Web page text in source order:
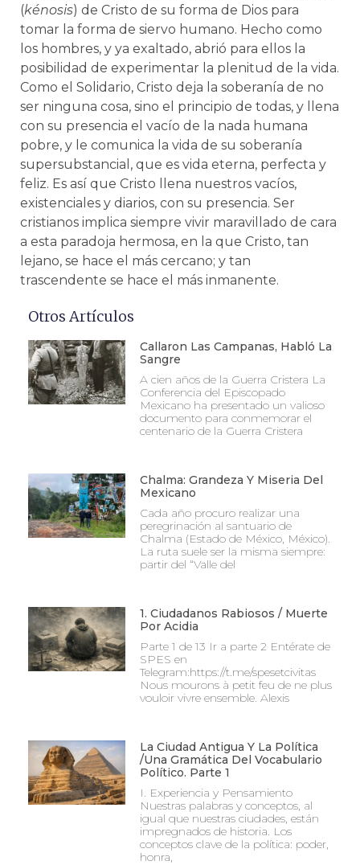
(kénosis) de Cristo de su forma de Dios para
tomar la forma de siervo humano. Hecho como
los hombres, y ya exaltado, abrió para ellos la
posibilidad de experimentar la plenitud de la vida.
Como el Solidario, Cristo deja la soberanía de no
ser ninguna cosa, sino el principio de todas, y llena
con su presencia el vacío de la nada humana
pobre, y le comunica la vida de su soberanía
supersubstancial, que es vida eterna, perfecta y
feliz. Es así que Cristo llena nuestros vacíos,
existenciales y diarios, con su presencia. Ser
cristianos implica siempre vivir maravillado de cara
a esta paradoja hermosa, en la que Cristo, tan
lejano, se hace el más cercano; y tan
trascendente se hace el más inmanente.
Otros Artículos
Callaron Las Campanas, Habló La
Sangre
A cien años de la Guerra Cristera La
Conferencia del Episcopado
Mexicano ha presentado un valioso
documento para conmemorar el
centenario de la Guerra Cristera
Chalma: Grandeza Y Miseria Del
Mexicano
Cada año procuro realizar una
peregrinación al santuario de
Chalma (Estado de México, México).
La ruta suele ser la misma siempre:
partir del “Valle del
1. Ciudadanos Rabiosos / Muerte
Por Acidia
Parte 1 de 13 Ir a parte 2 Entérate de
SPES en
Telegram:https://t.me/spesetcivitas
Nous mourons à petit feu de ne plus
vouloir vivre ensemble. Alexis
La Ciudad Antigua Y La Política
/Una Gramática Del Vocabulario
Político. Parte 1
I. Experiencia y Pensamiento
Nuestras palabras y conceptos, al
igual que nuestras ciudades, están
impregnados de historia. Los
conceptos clave de la política: poder,
honra,